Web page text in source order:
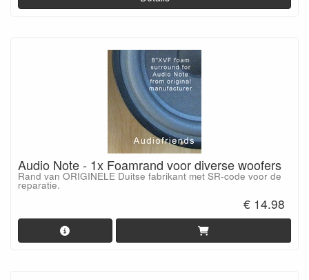
Audio Note - 1x Foamrand voor diverse woofers
Rand van ORIGINELE Duitse fabrikant met SR-code voor de
reparatie.
€ 14.98